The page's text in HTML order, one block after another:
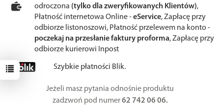
odroczona (tylko dla zweryfikowanych Klientów),
Płatność internetowa Online -eService, Zapłacę przy
odbiorze listonoszowi, Płatność przelewem na konto -
poczekaj na przesłanie faktury proforma, Zapłacę przy
odbiorze kurierowi Inpost
Szybkie płatności Blik.
Jeżeli masz pytania odnośnie produktu
zadzwoń pod numer62 742 06 06.